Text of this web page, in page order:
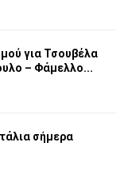
για Τσουβέλα
– Φάμελλο...
σήμερα